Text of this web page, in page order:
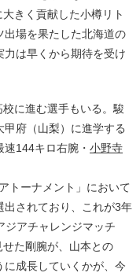
きく貢献した小樽リト
出場を果たした北海道の
は早くから期待を受け
に進む選手もいる。駿
府（山梨）に進学する
144キロ右腕・ 小野寺
トーナメント」において
出されており、これが3年
ジアチャレンジマッチ
た剛腕が、山本との
に成長していくかが、今